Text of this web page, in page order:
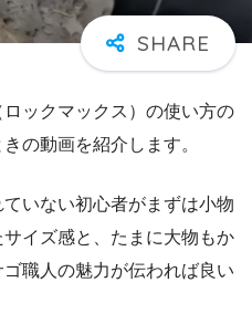
ックマックス）の使い方の
の動画を紹介します。
いない初心者がまずは小物
イズ感と、たまに大物もか
職人の魅力が伝われば良い